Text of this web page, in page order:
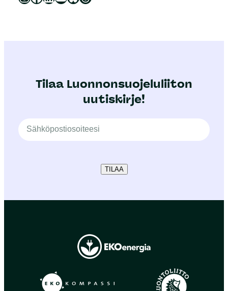
Tilaa Luonnonsuojeluliiton
uutiskirje!
TILAA